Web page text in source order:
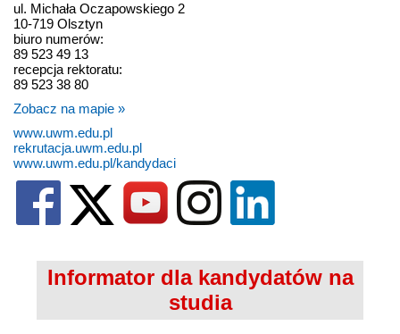
ul. Michała Oczapowskiego 2
10-719 Olsztyn
biuro numerów:
89 523 49 13
recepcja rektoratu:
89 523 38 80
Zobacz na mapie »
www.uwm.edu.pl
rekrutacja.uwm.edu.pl
www.uwm.edu.pl/kandydaci
Informator dla kandydatów na
studia